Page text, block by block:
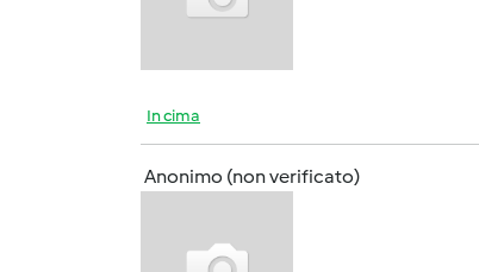
In cima
Anonimo (non verificato)